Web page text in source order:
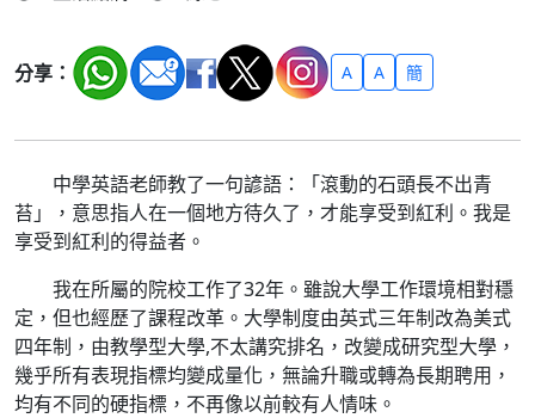
分享： A A 簡
中學英語老師教了一句諺語：「滾動的石頭長不出青
苔」，意思指人在一個地方待久了，才能享受到紅利。我是
享受到紅利的得益者。
我在所屬的院校工作了32年。雖說大學工作環境相對穩
定，但也經歷了課程改革。大學制度由英式三年制改為美式
四年制，由教學型大學,不太講究排名，改變成研究型大學，
幾乎所有表現指標均變成量化，無論升職或轉為長期聘用，
均有不同的硬指標，不再像以前較有人情味。